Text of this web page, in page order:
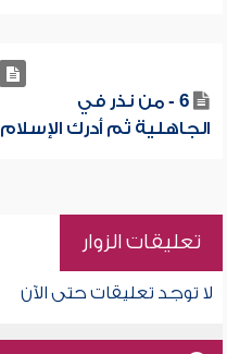
6 - من نذر في
الجاهلية ثم أدرك الإسلام
تعليقات الزوار
لا توجد تعليقات حتى الآن